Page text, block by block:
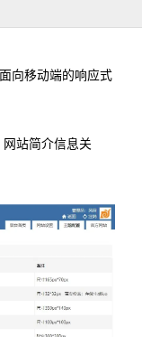
向移动端的响应式
站简介信息关